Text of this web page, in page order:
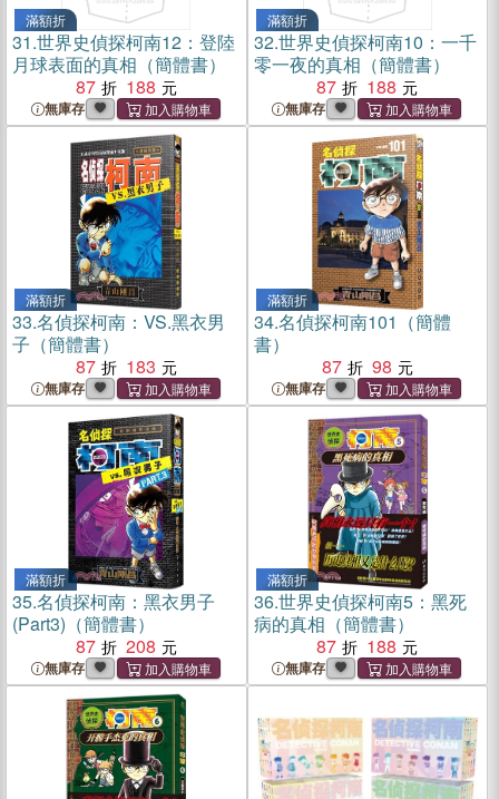
滿額折
31.世界史偵探柯南12：登陸
月球表面的真相（簡體書）
87
188
無庫存
滿額折
32.世界史偵探柯南10：一千
零一夜的真相（簡體書）
87
188
無庫存
滿額折
33.名偵探柯南：VS.黑衣男
子（簡體書）
87
183
無庫存
滿額折
34.名偵探柯南101（簡體
書）
87
98
無庫存
滿額折
35.名偵探柯南：黑衣男子
(Part3)（簡體書）
87
208
無庫存
滿額折
36.世界史偵探柯南5：黑死
病的真相（簡體書）
87
188
無庫存